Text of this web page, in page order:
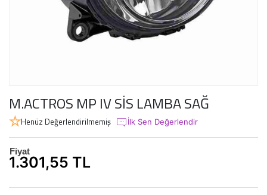
M.ACTROS MP IV SİS LAMBA SAĞ
Henüz Değerlendirilmemiş İlk Sen Değerlendir
Fiyat
1.301,55 TL